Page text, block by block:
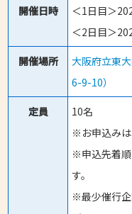
開催日時
＜1日目＞
＜2日目＞
開催場所
大阪府立東
6-9-10）
定員
10名
※お申込みは
※申込先着
す。
※最少催行